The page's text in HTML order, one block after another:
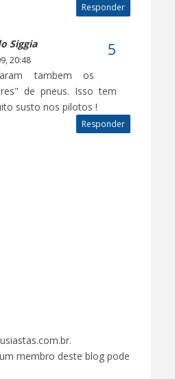
Responder
Siggia
20:48
tambem os
de pneus. Isso tem
susto nos pilotos !
Responder
membro deste blog pode